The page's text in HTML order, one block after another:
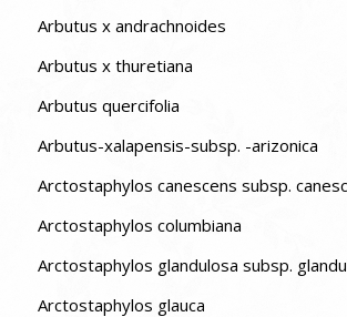
Arbutus x andrachnoides
Arbutus x thuretiana
Arbutus quercifolia
Arbutus-xalapensis-subsp. -arizonica
Arctostaphylos canescens subsp.
Arctostaphylos columbiana
Arctostaphylos glandulosa subsp.
Arctostaphylos glauca